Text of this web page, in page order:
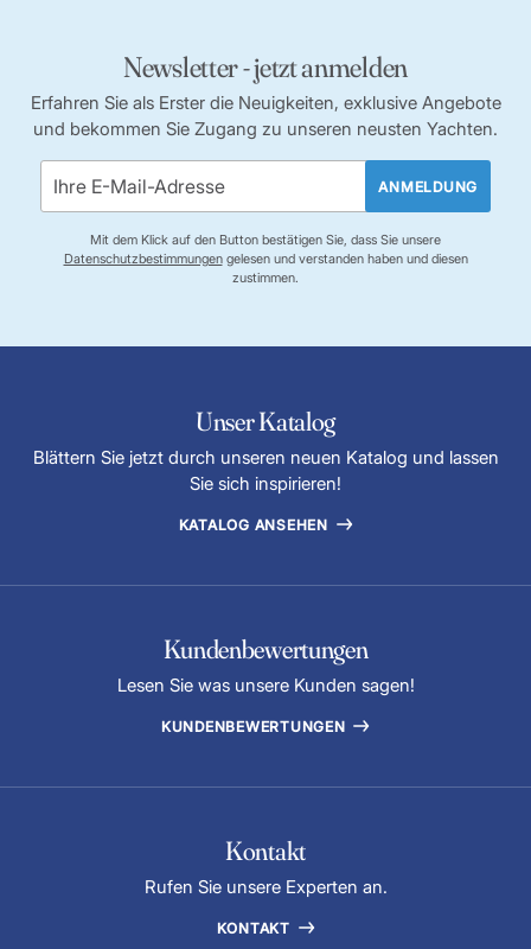
Newsletter - jetzt anmelden
Erfahren Sie als Erster die Neuigkeiten, exklusive Angebote
und bekommen Sie Zugang zu unseren neusten Yachten.
ANMELDUNG
Mit dem Klick auf den Button bestätigen Sie, dass Sie unsere
Datenschutzbestimmungengelesen und verstanden haben und diesen
zustimmen.
Unser Katalog
Blättern Sie jetzt durch unseren neuen Katalog und lassen
Sie sich inspirieren!
KATALOG ANSEHEN
Kundenbewertungen
Lesen Sie was unsere Kunden sagen!
KUNDENBEWERTUNGEN
Kontakt
Rufen Sie unsere Experten an.
KONTAKT